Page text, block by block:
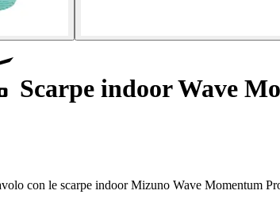
Scarpe indoor Wave
con le scarpe indoor Mizuno Wave Momentum